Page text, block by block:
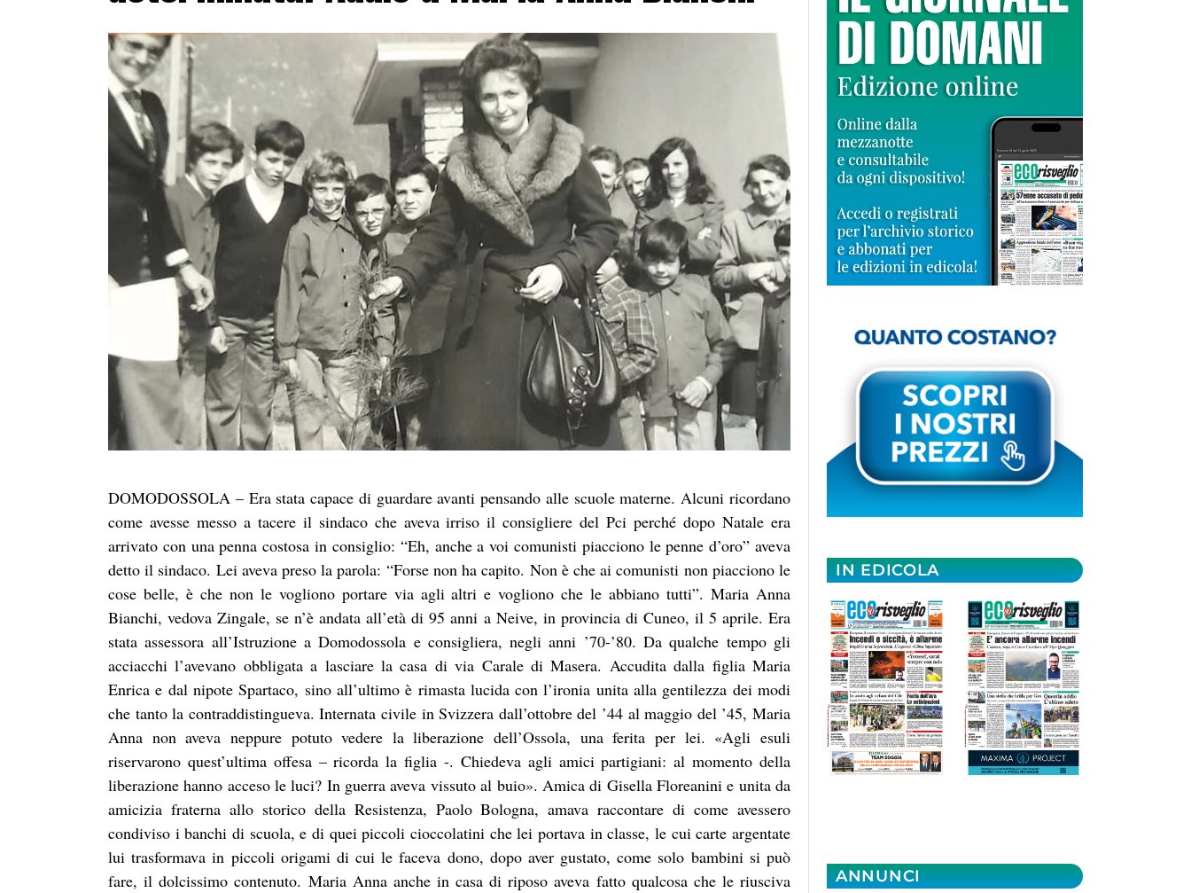
DOMODOSSOLA – Era stata capace di guardare avanti pensando alle scuole materne. Alcuni ricordano
come avesse messo a tacere il sindaco che aveva irriso il consigliere del Pci perché dopo Natale era
arrivato con una penna costosa in consiglio: “Eh, anche a voi comunisti piacciono le penne d’oro” aveva
detto il sindaco. Lei aveva preso la parola: “Forse non ha capito. Non è che ai comunisti non piacciono le
cose belle, è che non le vogliono portare via agli altri e vogliono che le abbiano tutti”. Maria Anna
Bianchi, vedova Zingale, se n’è andata all’età di 95 anni a Neive, in provincia di Cuneo, il 5 aprile. Era
stata assessora all’Istruzione a Domodossola e consigliera, negli anni ’70-’80. Da qualche tempo gli
acciacchi l’avevano obbligata a lasciare la casa di via Carale di Masera. Accudita dalla figlia Maria
Enrica e dal nipote Spartaco, sino all’ultimo è rimasta lucida con l’ironia unita alla gentilezza dei modi
che tanto la contraddistingueva. Internata civile in Svizzera dall’ottobre del ’44 al maggio del ’45, Maria
Anna non aveva neppure potuto vedere la liberazione dell’Ossola, una ferita per lei. «Agli esuli
riservarono quest’ultima offesa – ricorda la figlia -. Chiedeva agli amici partigiani: al momento della
liberazione hanno acceso le luci? In guerra aveva vissuto al buio». Amica di Gisella Floreanini e unita da
amicizia fraterna allo storico della Resistenza, Paolo Bologna, amava raccontare di come avessero
condiviso i banchi di scuola, e di quei piccoli cioccolatini che lei portava in classe, le cui carte argentate
lui trasformava in piccoli origami di cui le faceva dono, dopo aver gustato, come solo bambini si può
fare, il dolcissimo contenuto. Maria Anna anche in casa di riposo aveva fatto qualcosa che le riusciva
IN EDICOLA
ANNUNCI